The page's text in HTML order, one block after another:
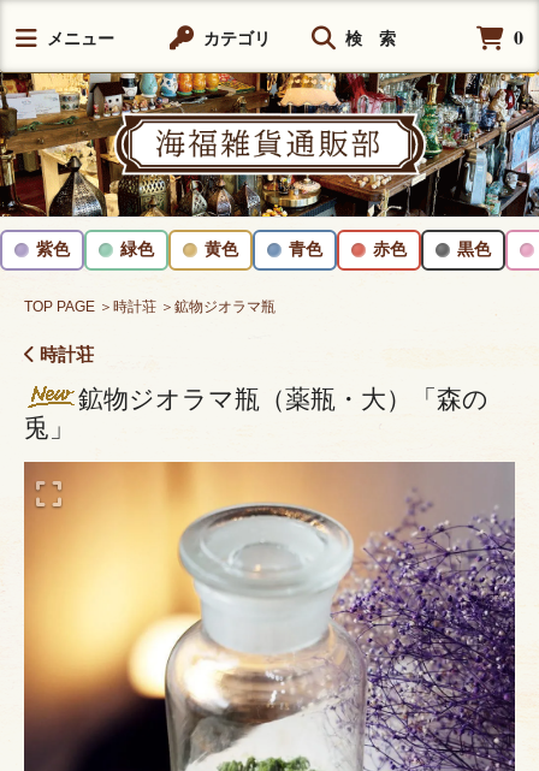
メニュー カテゴリ 検 索 0
紫色 緑色 黄色 青色 赤色 黒色
TOP PAGE ＞時計荘 ＞鉱物ジオラマ瓶
時計荘
鉱物ジオラマ瓶（薬瓶・大）「森の
兎」